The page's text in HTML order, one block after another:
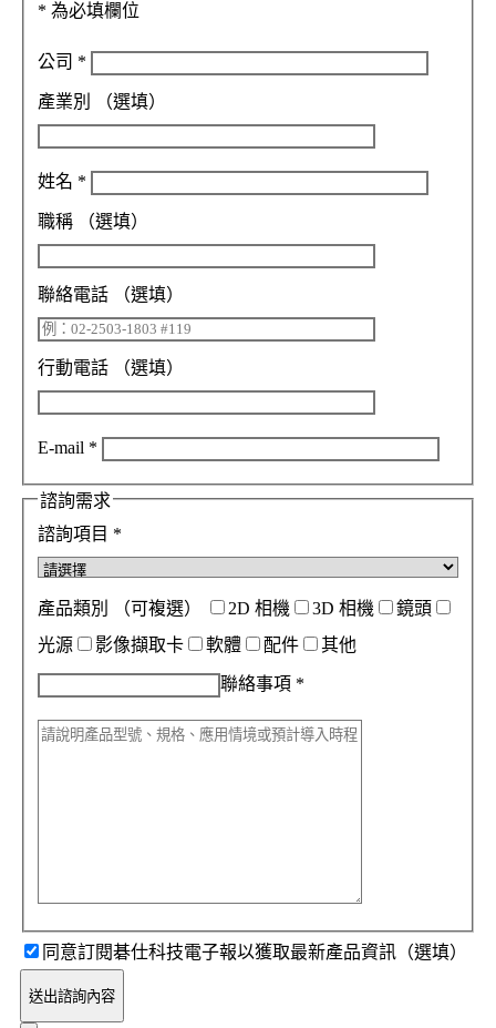
* 為必填欄位
公司 *
產業別 （選填）
姓名 *
職稱 （選填）
聯絡電話 （選填）
行動電話 （選填）
E-mail *
諮詢需求
諮詢項目 *
產品類別 （可複選） 2D 相機 3D 相機
鏡頭
光源
影像擷取卡 軟體 配件 其他
聯絡事項 *
同意訂閱碁仕科技電子報以獲取最新產品資訊（選填）
送出諮詢內容